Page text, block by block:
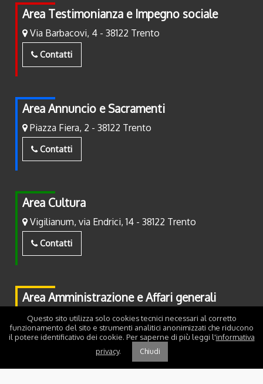
Area Testimonianza e Impegno sociale
Via Barbacovi, 4 - 38122 Trento
Contatti
Area Annuncio e Sacramenti
Piazza Fiera, 2 - 38122 Trento
Contatti
Area Cultura
Vigilianum, via Endrici, 14 - 38122 Trento
Contatti
Area Amministrazione e Affari generali
Piazza Fiera, 2 - 38122 Trento
Contatti
Questo sito utilizza solo cookies tecnici necessari al corretto
funzionamento del sito e strumenti analitici anonimizzati che riducono
il potere identificativo dei cookie. Per saperne di più leggi l'informativa
privacy. Chiudi